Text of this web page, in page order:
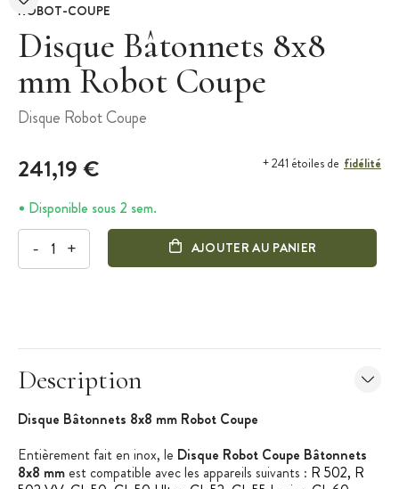
ROBOT-COUPE
Disque Bâtonnets 8x8
mm Robot Coupe
Disque Robot Coupe
241,19 € + 241 étoiles de fidélité
Disponible sous 2 sem.
- + AJOUTER AU PANIER
Description
Disque Bâtonnets 8x8 mm Robot Coupe
Entièrement fait en inox, le Disque Robot Coupe Bâtonnets
8x8 mm est compatible avec les appareils suivants : R 502, R